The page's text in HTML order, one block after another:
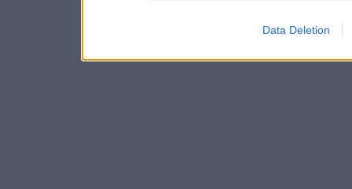
Data Deletion